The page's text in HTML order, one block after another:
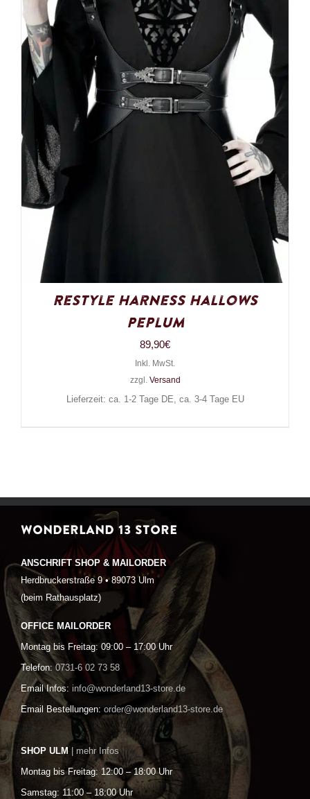
Restyle Harness Hallows
Peplum
89,90€
Inkl. MwSt.
zzgl. Versand
Lieferzeit: ca. 1-2 Tage DE, ca. 3-4 Tage EU
WONDERLAND 13 STORE
ANSCHRIFT SHOP & MAILORDER
Herdbruckerstraße 9 • 89073 Ulm
(beim Rathausplatz)
OFFICE MAILORDER
Montag bis Freitag: 09:00 – 17:00 Uhr
Telefon: 0731-6 02 73 58
Email Infos: info@wonderland13-store.de
Email Bestellungen: order@wonderland13-store.de
SHOP ULM | mehr Infos
Montag bis Freitag: 12:00 – 18:00 Uhr
Samstag: 11:00 – 18:00 Uhr